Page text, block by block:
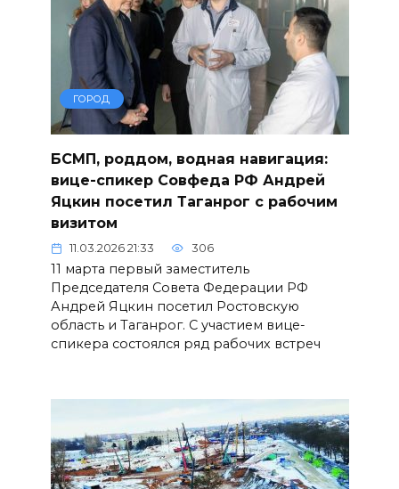
ГОРОД
БСМП, роддом, водная навигация:
вице-спикер Совфеда РФ Андрей
Яцкин посетил Таганрог с рабочим
визитом
11.03.2026 21:33 306
11 марта первый заместитель
Председателя Совета Федерации РФ
Андрей Яцкин посетил Ростовскую
область и Таганрог. С участием вице-
спикера состоялся ряд рабочих встреч